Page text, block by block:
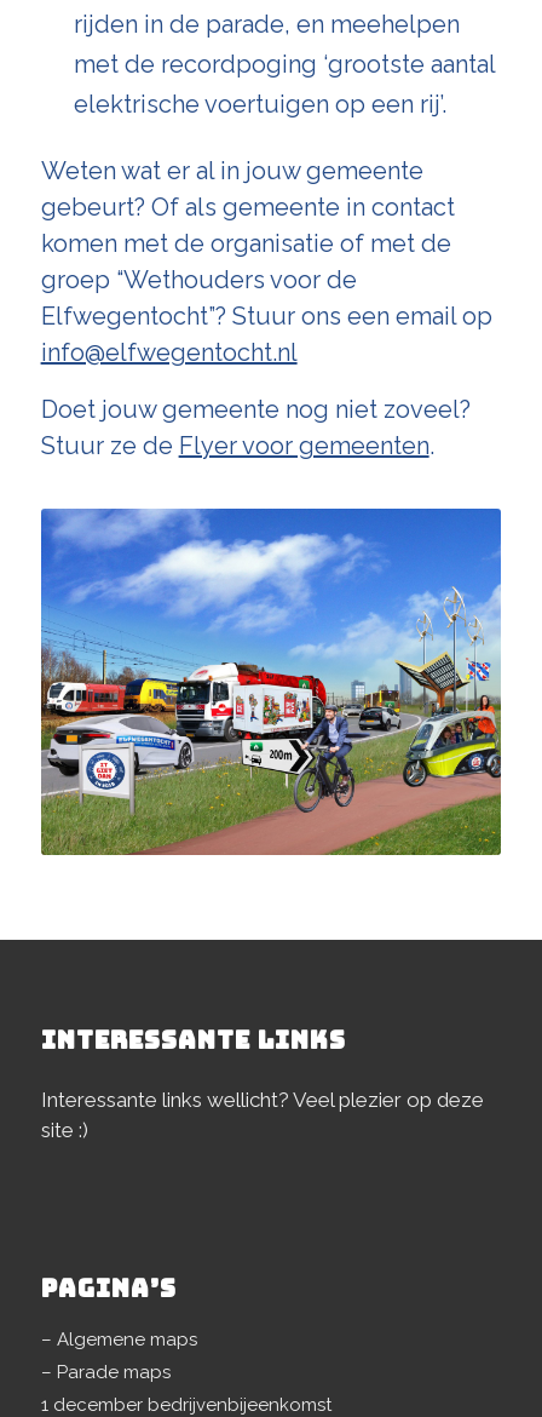
rijden in de parade, en meehelpen
met de recordpoging ‘grootste aantal
elektrische voertuigen op een rij’.
Weten wat er al in jouw gemeente
gebeurt? Of als gemeente in contact
komen met de organisatie of met de
groep “Wethouders voor de
Elfwegentocht”? Stuur ons een email op
info@elfwegentocht.nl
Doet jouw gemeente nog niet zoveel?
Stuur ze de Flyer voor gemeenten.
INTERESSANTE LINKS
Interessante links wellicht? Veel plezier op deze
site :)
PAGINA’S
– Algemene maps
– Parade maps
1 december bedrijvenbijeenkomst